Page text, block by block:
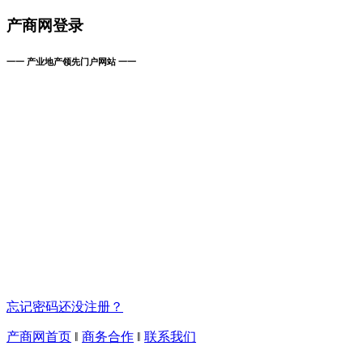
产商网登录
一一 产业地产领先门户网站 一一
忘记密码还没注册？
产商网首页 ‖ 商务合作 ‖ 联系我们